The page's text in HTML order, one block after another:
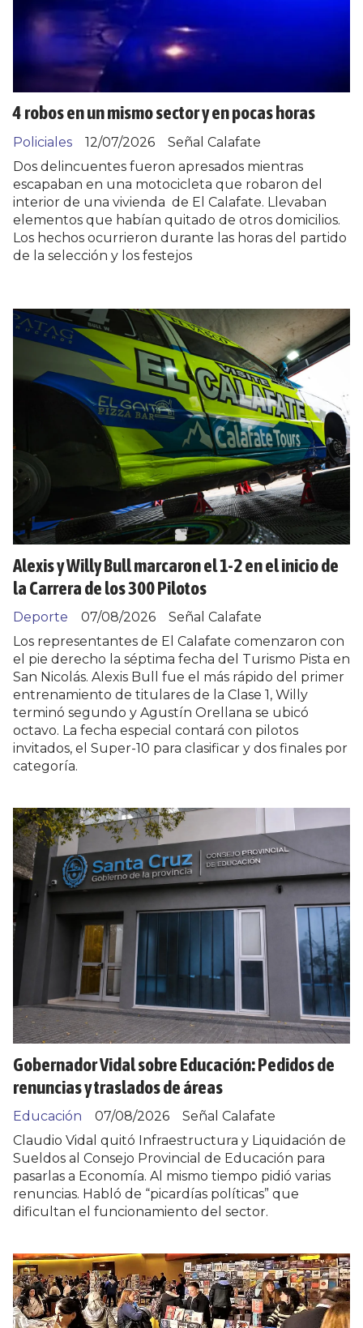
4 robos en un mismo sector y en pocas horas
Señal Calafate
Policiales
12/07/2026
Dos delincuentes fueron apresados mientras
escapaban en una motocicleta que robaron del
interior de una vivienda de El Calafate. Llevaban
elementos que habían quitado de otros domicilios.
Los hechos ocurrieron durante las horas del partido
de la selección y los festejos
Alexis y Willy Bull marcaron el 1-2 en el inicio de
la Carrera de los 300 Pilotos
Señal Calafate
Deporte
07/08/2026
Los representantes de El Calafate comenzaron con
el pie derecho la séptima fecha del Turismo Pista en
San Nicolás. Alexis Bull fue el más rápido del primer
entrenamiento de titulares de la Clase 1, Willy
terminó segundo y Agustín Orellana se ubicó
octavo. La fecha especial contará con pilotos
invitados, el Super-10 para clasificar y dos finales por
categoría.
Gobernador Vidal sobre Educación: Pedidos de
renuncias y traslados de áreas
Señal Calafate
Educación
07/08/2026
Claudio Vidal quitó Infraestructura y Liquidación de
Sueldos al Consejo Provincial de Educación para
pasarlas a Economía. Al mismo tiempo pidió varias
renuncias. Habló de “picardías políticas” que
dificultan el funcionamiento del sector.